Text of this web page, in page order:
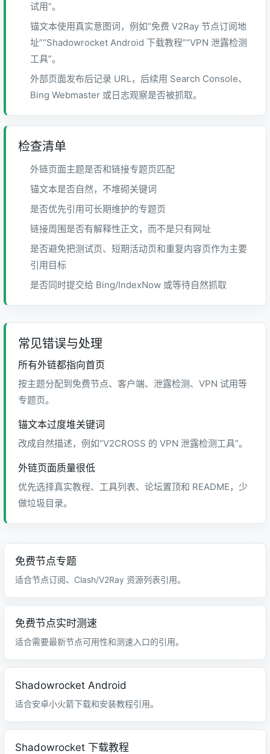
试用”。
锚文本使用真实意图词，例如“免费 V2Ray 节点订阅地
址”“Shadowrocket Android 下载教程”“VPN 泄露检测
工具”。
外部页面发布后记录 URL，后续用 Search Console、
Bing Webmaster 或日志观察是否被抓取。
检查清单
外链页面主题是否和链接专题页匹配
锚文本是否自然，不堆砌关键词
是否优先引用可长期维护的专题页
链接周围是否有解释性正文，而不是只有网址
是否避免把测试页、短期活动页和重复内容页作为主要
引用目标
是否同时提交给 Bing/IndexNow 或等待自然抓取
常见错误与处理
所有外链都指向首页
按主题分配到免费节点、客户端、泄露检测、VPN 试用等
专题页。
锚文本过度堆关键词
改成自然描述，例如“V2CROSS 的 VPN 泄露检测工具”。
外链页面质量很低
优先选择真实教程、工具列表、论坛置顶和 README，少
做垃圾目录。
免费节点专题
适合节点订阅、Clash/V2Ray 资源列表引用。
免费节点实时测速
适合需要最新节点可用性和测速入口的引用。
Shadowrocket Android
适合安卓小火箭下载和安装教程引用。
Shadowrocket 下载教程